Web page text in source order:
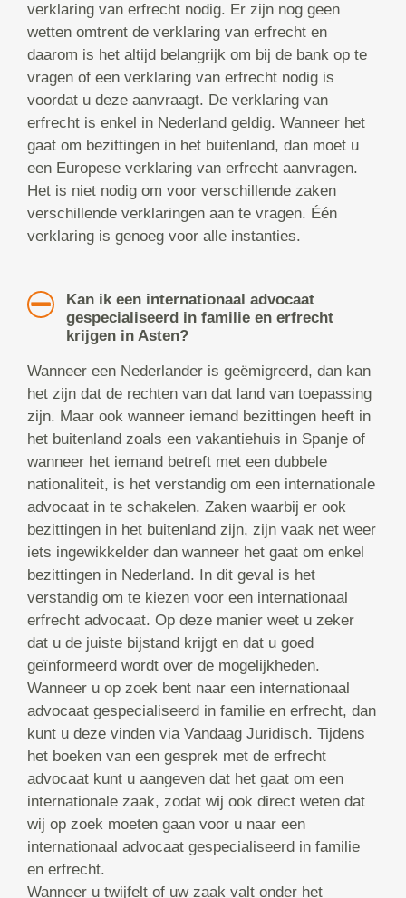
verklaring van erfrecht nodig. Er zijn nog geen
wetten omtrent de verklaring van erfrecht en
daarom is het altijd belangrijk om bij de bank op te
vragen of een verklaring van erfrecht nodig is
voordat u deze aanvraagt. De verklaring van
erfrecht is enkel in Nederland geldig. Wanneer het
gaat om bezittingen in het buitenland, dan moet u
een Europese verklaring van erfrecht aanvragen.
Het is niet nodig om voor verschillende zaken
verschillende verklaringen aan te vragen. Één
verklaring is genoeg voor alle instanties.
Kan ik een internationaal advocaat
gespecialiseerd in familie en erfrecht
krijgen in Asten?
Wanneer een Nederlander is geëmigreerd, dan kan
het zijn dat de rechten van dat land van toepassing
zijn. Maar ook wanneer iemand bezittingen heeft in
het buitenland zoals een vakantiehuis in Spanje of
wanneer het iemand betreft met een dubbele
nationaliteit, is het verstandig om een internationale
advocaat in te schakelen. Zaken waarbij er ook
bezittingen in het buitenland zijn, zijn vaak net weer
iets ingewikkelder dan wanneer het gaat om enkel
bezittingen in Nederland. In dit geval is het
verstandig om te kiezen voor een internationaal
erfrecht advocaat. Op deze manier weet u zeker
dat u de juiste bijstand krijgt en dat u goed
geïnformeerd wordt over de mogelijkheden.
Wanneer u op zoek bent naar een internationaal
advocaat gespecialiseerd in familie en erfrecht, dan
kunt u deze vinden via Vandaag Juridisch. Tijdens
het boeken van een gesprek met de erfrecht
advocaat kunt u aangeven dat het gaat om een
internationale zaak, zodat wij ook direct weten dat
wij op zoek moeten gaan voor u naar een
internationaal advocaat gespecialiseerd in familie
en erfrecht.
Wanneer u twijfelt of uw zaak valt onder het